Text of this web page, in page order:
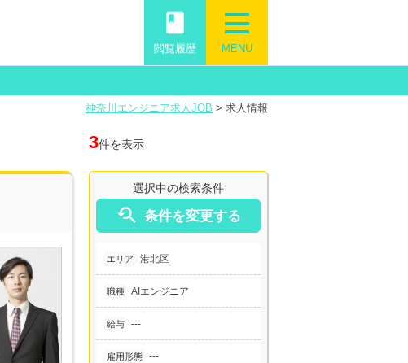
MENU
book
閲覧履歴
神奈川エンジニア求人JOB > 求人情報
3件を表示
選択中の検索条件
 条件を変更する
エリア 港北区
職種 AIエンジニア
給与 ---
雇用形態 ---